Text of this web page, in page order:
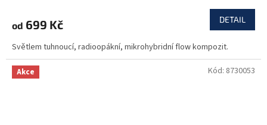
od 699 Kč DETAIL
Světlem tuhnoucí, radioopákní, mikrohybridní flow kompozit.
Akce Kód: 8730053